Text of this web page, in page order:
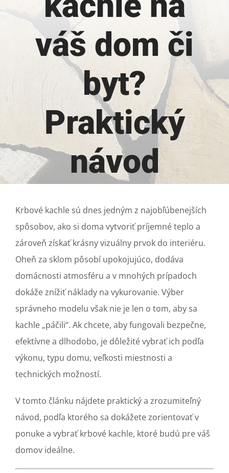
váš dom či
byt?
Praktický
návod
Krbové kachle sú dnes jedným z najobľúbenejších
spôsobov, ako si doma vytvoriť príjemné teplo a
zároveň získať krásny vizuálny prvok do interiéru.
Oheň za sklom pôsobí upokojujúco, dodáva
domácnosti atmosféru a v mnohých prípadoch
dokáže znížiť náklady na vykurovanie. Výber
správneho modelu však nie je len o tom, aby sa
kachle „páčili“. Ak chcete, aby fungovali bezpečne,
efektívne a dlhodobo, je dôležité vybrať ich podľa
výkonu, typu domu, veľkosti miestnosti a
technických možností.
V tomto článku nájdete praktický a zrozumiteľný
návod, podľa ktorého sa dokážete zorientovať v
ponuke a vybrať krbové kachle, ktoré budú pre váš
domov ideálne.